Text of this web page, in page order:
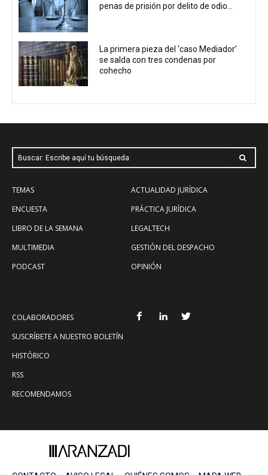
penas de prisión por delito de odio...
La primera pieza del ‘caso Mediador’
se salda con tres condenas por
cohecho
Buscar: Escribe aquí tu búsqueda
TEMAS
ENCUESTA
LIBRO DE LA SEMANA
MULTIMEDIA
PODCAST
ACTUALIDAD JURÍDICA
PRÁCTICA JURÍDICA
LEGALTECH
GESTIÓN DEL DESPACHO
OPINIÓN
COLABORADORES
SUSCRÍBETE A NUESTRO BOLETÍN
HISTÓRICO
RSS
RECOMENDAMOS